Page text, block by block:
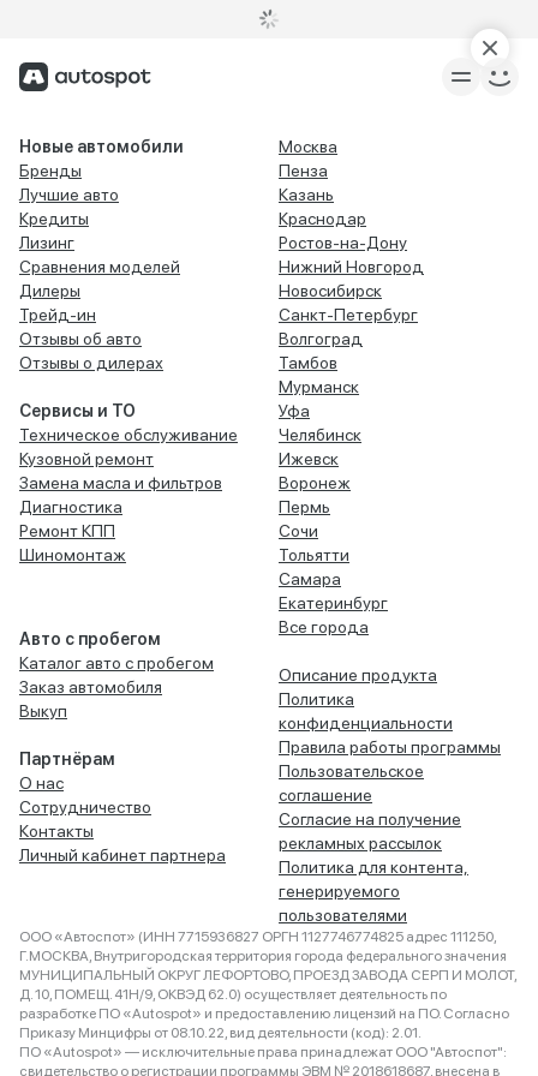
Новые автомобили
Бренды
Лучшие авто
Кредиты
Лизинг
Сравнения моделей
Дилеры
Трейд-ин
Отзывы об авто
Отзывы о дилерах
Сервисы и ТО
Техническое обслуживание
Кузовной ремонт
Замена масла и фильтров
Диагностика
Ремонт КПП
Шиномонтаж
Авто с пробегом
Каталог авто с пробегом
Заказ автомобиля
Выкуп
Партнёрам
О нас
Сотрудничество
Контакты
Личный кабинет партнера
Москва
Пенза
Казань
Краснодар
Ростов-на-Дону
Нижний Новгород
Новосибирск
Санкт-Петербург
Волгоград
Тамбов
Мурманск
Уфа
Челябинск
Ижевск
Воронеж
Пермь
Сочи
Тольятти
Самара
Екатеринбург
Все города
Описание продукта
Политика
конфиденциальности
Правила работы программы
Пользовательское
соглашение
Согласие на получение
рекламных рассылок
Политика для контента,
генерируемого
пользователями
ООО «Автоспот» (ИНН 7715936827 ОРГН 1127746774825 адрес 111250,
Г.МОСКВА, Внутригородская территория города федерального значения
МУНИЦИПАЛЬНЫЙ ОКРУГ ЛЕФОРТОВО, ПРОЕЗД ЗАВОДА СЕРП И МОЛОТ,
Д. 10, ПОМЕЩ. 41Н/9, ОКВЭД 62.0) осуществляет деятельность по
разработке ПО «Autospot» и предоставлению лицензий на ПО. Согласно
Приказу Минцифры от 08.10.22, вид деятельности (код): 2.01.
ПО «Autospot» — исключительные права принадлежат ООО "Автоспот":
свидетельство о регистрации программы ЭВМ № 2018618687, внесена в